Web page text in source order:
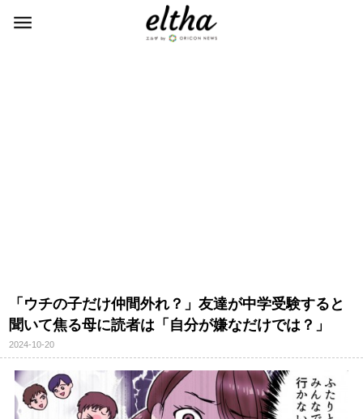
「ウチの子だけ仲間外れ？」友達が中学受験すると
聞いて焦る母に読者は「自分が嫌なだけでは？」
2024-10-20